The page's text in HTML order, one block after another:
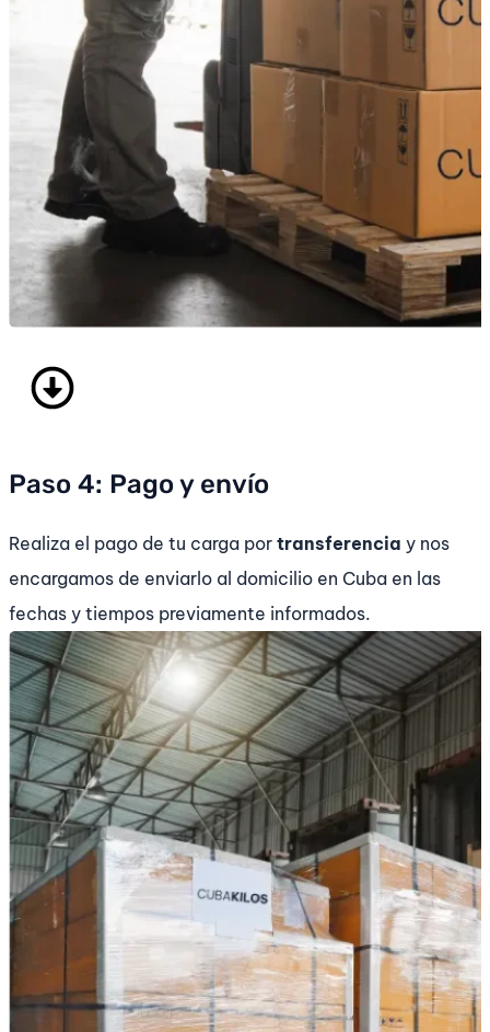
Paso 4: Pago y envío
Realiza el pago de tu carga por transferencia y nos
encargamos de enviarlo al domicilio en Cuba en las
fechas y tiempos previamente informados.